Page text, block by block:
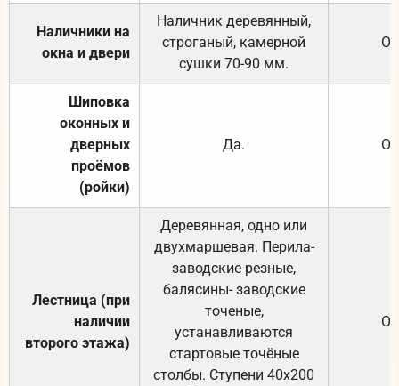
Наличники на
окна и двери
Наличник деревянный,
строганый, камерной
сушки 70-90 мм.
Шиповка
оконных и
дверных
проёмов
(ройки)
Да.
Лестница (при
наличии
второго этажа)
Деревянная, одно или
двухмаршевая. Перила-
заводские резные,
балясины- заводские
точеные,
устанавливаются
стартовые точёные
столбы. Ступени 40х200